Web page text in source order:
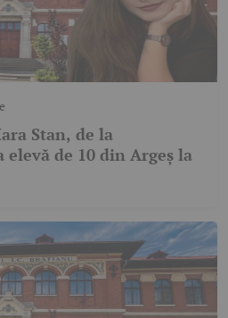
Stan, de la
elevă de 10 din Argeș la